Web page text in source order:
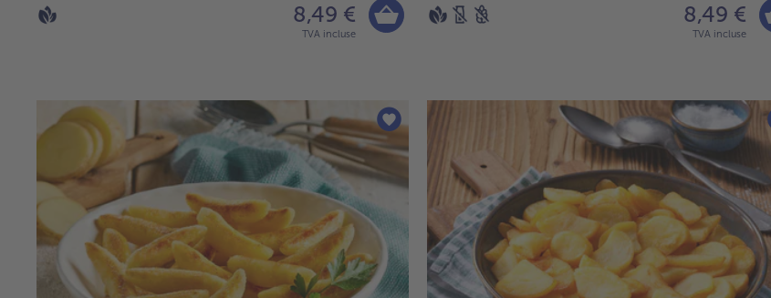
8,49 €
TVA incluse
8,49 €
TVA incluse